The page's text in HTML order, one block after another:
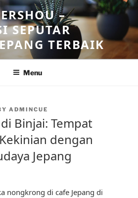
–
SEPUTAR
TERBAIK
Menu
ADMINCUE
Binjai: Tempat
dengan
Jepang
nongkrong di cafe Jepang di